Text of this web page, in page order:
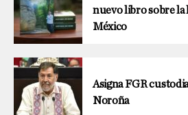
nuevo libro sobre
México
Asigna FGR
Noroña